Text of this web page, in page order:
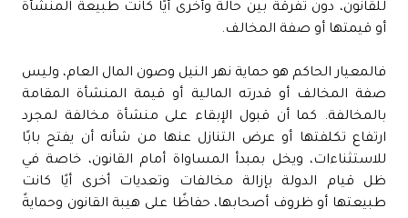
للقانون، دون تفرقة بين حالة وأخرى أيًا كانت طبيعة المنشأة
أو قيمتها أو صفة المخالف.
فالمعيار الحاكم هو حماية نهر النيل وصون المال العام، وليس
صفة المخالف أو قدرته المالية أو قيمة المنشأة المقامة
بالمخالفة. كما أن قبول الإبقاء على منشأة مخالفة لمجرد
ارتفاع تكلفتها أو عرض التنازل عنها من شأنه أن يفتح بابًا
للاستثناءات، ويخل بمبدأ المساواة أمام القانون، خاصة في
ظل قيام الدولة بإزالة مخالفات وتعديات أخرى أيًا كانت
طبيعتها أو ظروف أصحابها، حفاظًا على هيبة القانون وحمايةً